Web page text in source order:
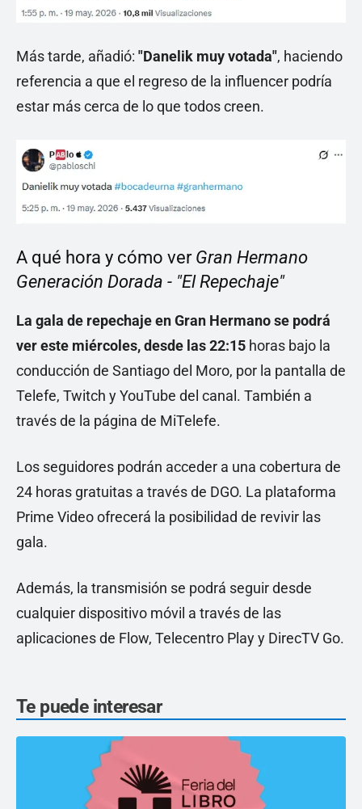
Más tarde, añadió: "Danelik muy votada", haciendo
referencia a que el regreso de la influencer podría
estar más cerca de lo que todos creen.
A qué hora y cómo ver Gran Hermano
Generación Dorada - "El Repechaje"
La gala de repechaje en Gran Hermano se podrá
ver este miércoles, desde las 22:15 horas bajo la
conducción de Santiago del Moro, por la pantalla de
Telefe, Twitch y YouTube del canal. También a
través de la página de MiTelefe.
Los seguidores podrán acceder a una cobertura de
24 horas gratuitas a través de DGO. La plataforma
Prime Video ofrecerá la posibilidad de revivir las
gala.
Además, la transmisión se podrá seguir desde
cualquier dispositivo móvil a través de las
aplicaciones de Flow, Telecentro Play y DirecTV Go.
Te puede interesar